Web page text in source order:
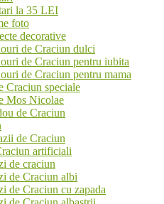
la 35 LEI
foto
decorative
de Craciun dulci
de Craciun pentru iubita
de Craciun pentru mama
Craciun speciale
Mos Nicolae
de Craciun
de Craciun
artificiali
de craciun
de Craciun albi
de Craciun cu zapada